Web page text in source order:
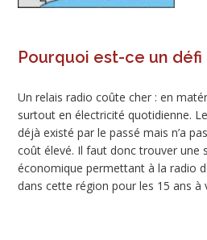
Pourquoi est-ce un défi
Un relais radio coûte cher : en
surtout en électricité quotidienne.
déjà existé par le passé mais n’a
coût élevé. Il faut donc trouver une
économique permettant à la radio
dans cette région pour les 15 ans à